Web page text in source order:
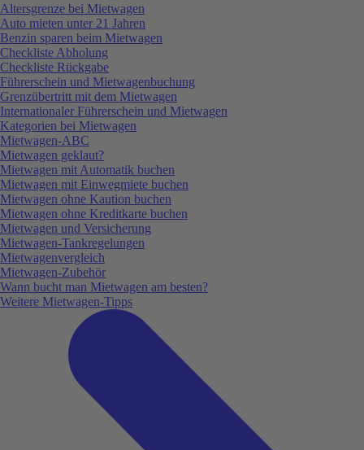
Altersgrenze bei Mietwagen
Auto mieten unter 21 Jahren
Benzin sparen beim Mietwagen
Checkliste Abholung
Checkliste Rückgabe
Führerschein und Mietwagenbuchung
Grenzübertritt mit dem Mietwagen
Internationaler Führerschein und Mietwagen
Kategorien bei Mietwagen
Mietwagen-ABC
Mietwagen geklaut?
Mietwagen mit Automatik buchen
Mietwagen mit Einwegmiete buchen
Mietwagen ohne Kaution buchen
Mietwagen ohne Kreditkarte buchen
Mietwagen und Versicherung
Mietwagen-Tankregelungen
Mietwagenvergleich
Mietwagen-Zubehör
Wann bucht man Mietwagen am besten?
Weitere Mietwagen-Tipps